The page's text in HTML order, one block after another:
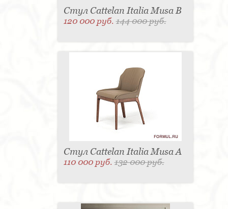
Стул Cattelan Italia Musa B
120 000 руб.144 000 руб.
Стул Cattelan Italia Musa A
110 000 руб.132 000 руб.